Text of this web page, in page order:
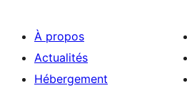
À propos
Actualités
Hébergement